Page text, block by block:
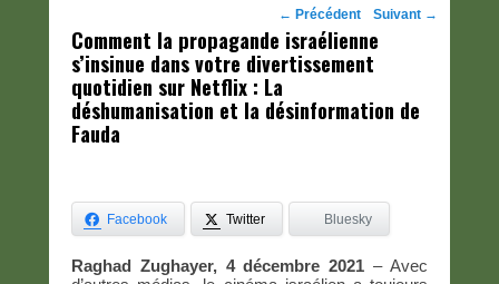
Navigation
des
posts
← Précédent Suivant →
Comment la propagande israélienne
s’insinue dans votre divertissement
quotidien sur Netflix : La
déshumanisation et la désinformation de
Fauda
Facebook Twitter Bluesky
Raghad Zughayer, 4 décembre 2021 – Avec